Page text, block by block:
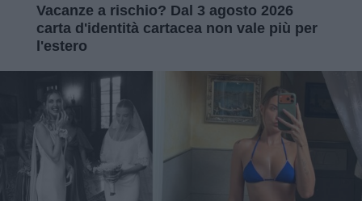
Vacanze a rischio? Dal 3 agosto 2026
carta d'identità cartacea non vale più per
l'estero